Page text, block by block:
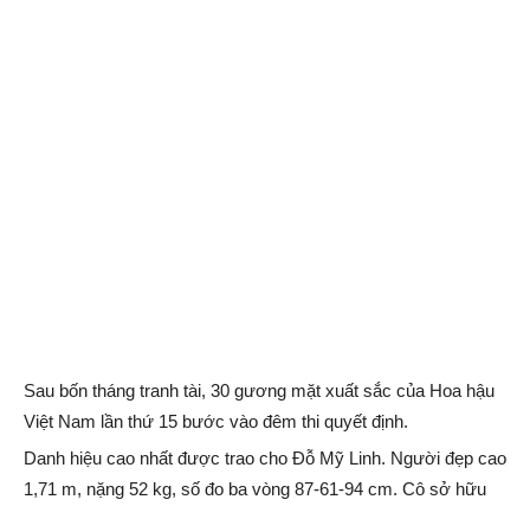
Sau bốn tháng tranh tài, 30 gương mặt xuất sắc của Hoa hậu
Việt Nam lần thứ 15 bước vào đêm thi quyết định.
Danh hiệu cao nhất được trao cho Đỗ Mỹ Linh. Người đẹp cao
1,71 m, nặng 52 kg, số đo ba vòng 87-61-94 cm. Cô sở hữu